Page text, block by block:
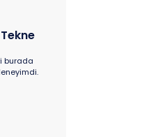
burada